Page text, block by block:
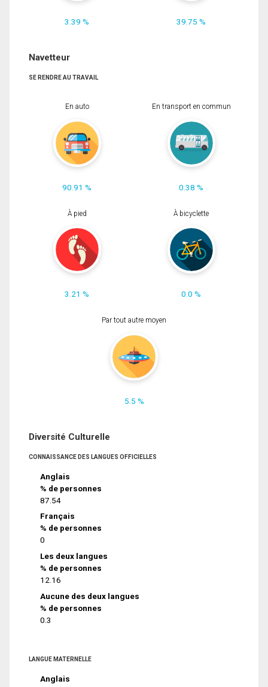
3.39 % 39.75 %
Navetteur
SE RENDRE AU TRAVAIL
En auto
90.91 %
En transport en commun
0.38 %
À pied
3.21 %
À bicyclette
0.0 %
Par tout autre moyen
5.5 %
Diversité Culturelle
CONNAISSANCE DES LANGUES OFFICIELLES
Anglais
% de personnes
87.54
Français
% de personnes
0
Les deux langues
% de personnes
12.16
Aucune des deux langues
% de personnes
0.3
LANGUE MATERNELLE
Anglais